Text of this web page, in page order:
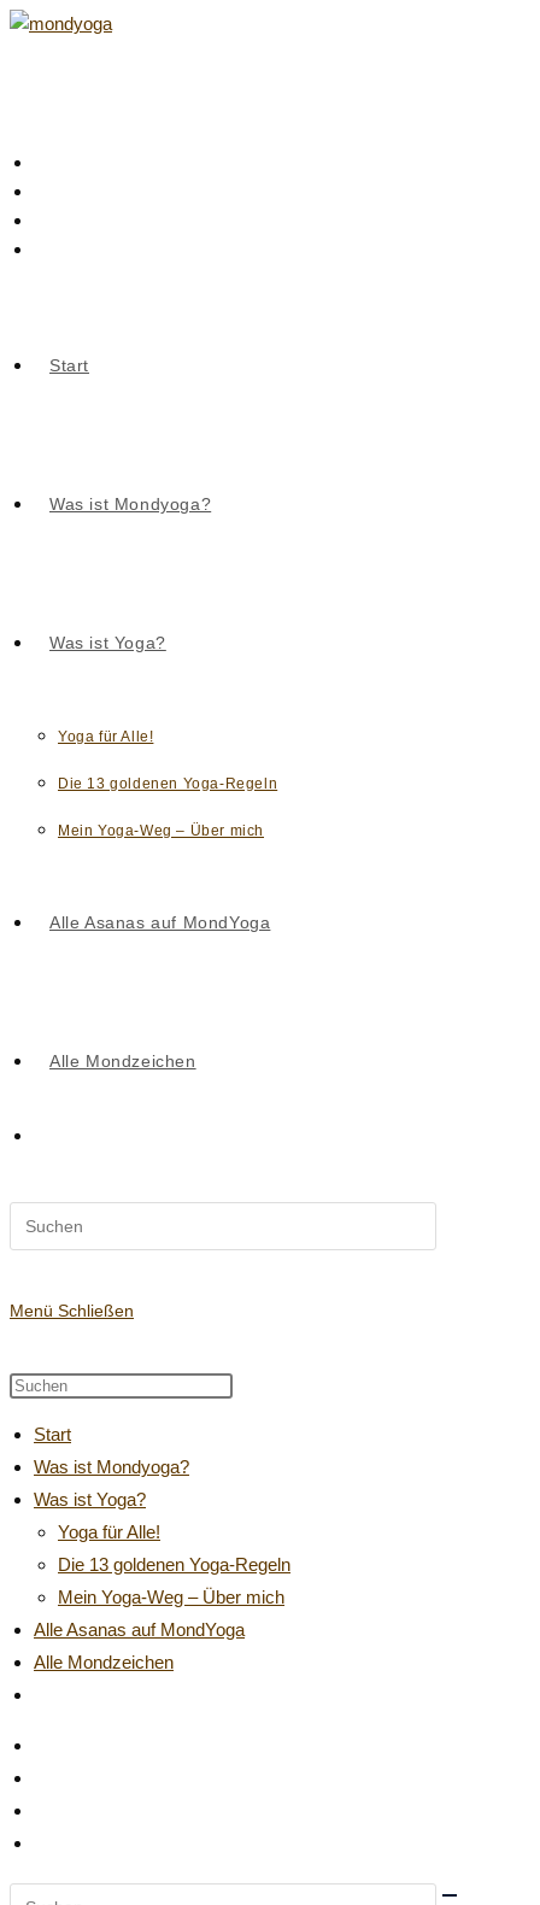
Zum
Start
Was ist Mondyoga?
Was ist Yoga?
Yoga für Alle!
Die 13 goldenen Yoga-Regeln
Mein Yoga-Weg – Über mich
Alle Asanas auf MondYoga
Alle Mondzeichen
Suche
Website
durchsuchen
Menü Schließen
Diese
durchsuchen
panel.
Start
Was ist Mondyoga?
Was ist Yoga?
Yoga für Alle!
Die 13 goldenen Yoga-Regeln
Mein Yoga-Weg – Über mich
Alle Asanas auf MondYoga
Alle Mondzeichen
Website